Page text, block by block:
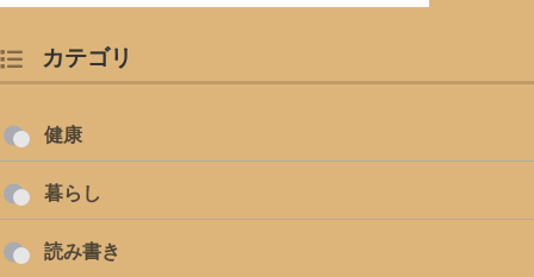
カテゴリ
健康
暮らし
読み書き